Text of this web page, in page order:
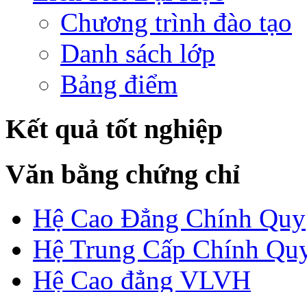
Chương trình đào tạo
Danh sách lớp
Bảng điểm
Kết quả tốt nghiệp
Văn bằng chứng chỉ
Hệ Cao Đẳng Chính Quy
Hệ Trung Cấp Chính
Hệ Cao đẳng VLVH